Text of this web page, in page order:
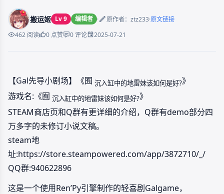
搬运姬 Lv 9 编辑者 · 原作者：ztz233·原文链接
462 阅读
0 点赞 0 评论 2025-07-21
【Gal先导小剧场】《囿 沉入缸中的地雷妹该如何是好?》
游戏名:《囿 沉入缸中的地雷妹该如何是好?》
STEAM商店页和Q群有更详细的介绍，Q群有demo部分四
万多字的未修订小说文稿。
steam地
址:https://store.steampowered.com/app/3872710/_/
QQ群:940622896
这是一个使用Ren’Py引擎制作的轻喜剧Galgame，